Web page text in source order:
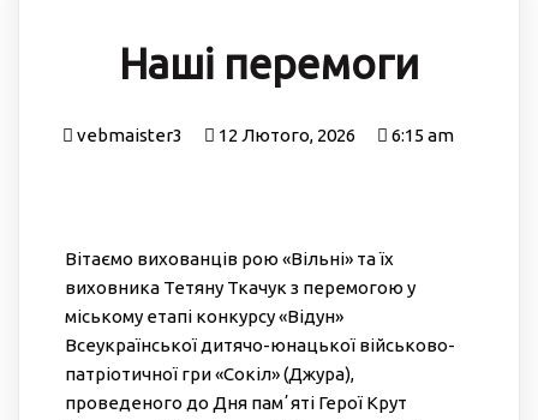
Наші перемоги
vebmaister3 12 Лютого, 2026 6:15 am
Вітаємо вихованців рою «Вільні» та їх
виховника Тетяну Ткачук з перемогою у
міському етапі конкурсу «Відун»
Всеукраїнської дитячо-юнацької військово-
патріотичної гри «Сокіл» (Джура),
проведеного до Дня памʼяті Герої Крут